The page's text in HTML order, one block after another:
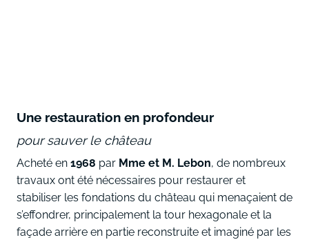
Une restauration en profondeur
pour sauver le château
Acheté en 1968 par Mme et M. Lebon, de nombreux
travaux ont été nécessaires pour restaurer et
stabiliser les fondations du château qui menaçaient de
s’effondrer, principalement la tour hexagonale et la
façade arrière en partie reconstruite et imaginé par les